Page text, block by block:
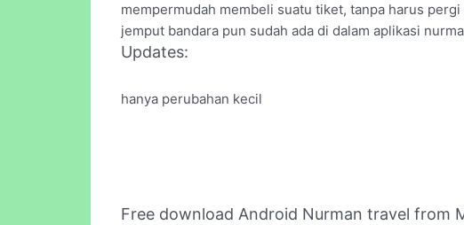
mempermudah membeli suatu tiket, tanpa harus
jemput bandara pun sudah ada di dalam aplikasi
Updates:
hanya perubahan kecil
Free download Android Nurman travel from